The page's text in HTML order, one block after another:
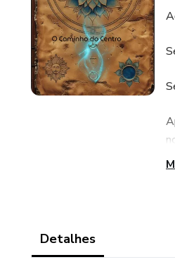
Detalhes